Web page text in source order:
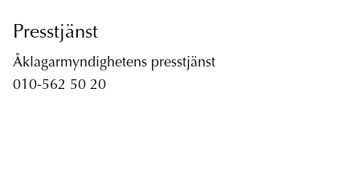
Presstjänst
Åklagarmyndighetens presstjänst
010-562 50 20